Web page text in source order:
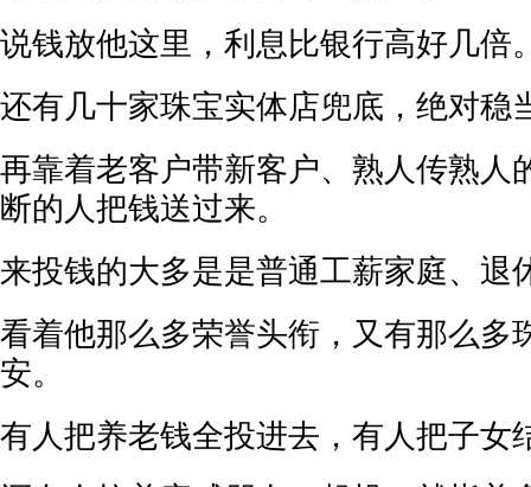
说钱放他这里，利息比银行高好几倍
还有几十家珠宝实体店兜底，绝对稳
再靠着老客户带新客户、熟人传熟人
断的人把钱送过来。
来投钱的大多是是普通工薪家庭、退
看着他那么多荣誉头衔，又有那么多
安。
有人把养老钱全投进去，有人把子女